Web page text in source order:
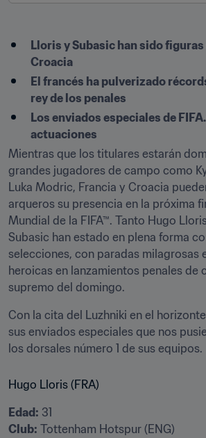
Lloris y Subasic han sido figuras
Croacia
El francés ha pulverizado
rey de los penales
Los enviados especiales de
actuaciones
Mientras que los titulares estarán
grandes jugadores de campo como
Luka Modric, Francia y Croacia
arqueros su presencia en la próxima
Mundial de la FIFA™. Tanto Hugo
Subasic han estado en plena forma
selecciones, con paradas milagrosas
heroicas en lanzamientos penales de
supremo del domingo.
Con la cita del Luzhniki en el
sus enviados especiales que nos
los dorsales número 1 de sus equipos.
Hugo Lloris (FRA)
Edad:
Club: